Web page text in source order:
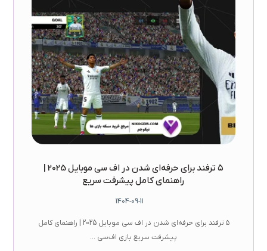
راهنمای کامل پیشرفت سریع
1404-09-11
۵ ترفند برای حرفه‌ای شدن در اف سی موبایل 2025 | راهنمای کامل
پیشرفت سریع بازی اف‌سی ...